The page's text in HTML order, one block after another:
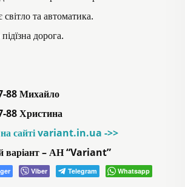
та автоматика.
дорога.
88 Михайло
88 Христина
сайті variant.in.ua ->>
варіант – АН “Variant”
Viber Telegram Whatsapp